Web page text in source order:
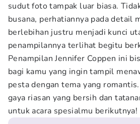
sudut foto tampak luar biasa.
busana, perhatiannya pada detail
berlebihan justru menjadi kunci
penampilannya terlihat begitu
Penampilan Jennifer Coppen ini
bagi kamu yang ingin tampil
pesta dengan tema yang
gaya riasan yang bersih dan
untuk acara spesialmu berikutnya!